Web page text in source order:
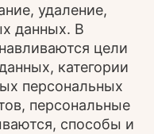
удаление,
данных. В
цели
категории
персональных
персональные
способы и